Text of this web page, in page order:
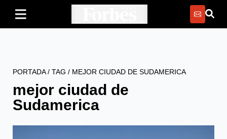
PORTADA/ TAG / MEJOR CIUDAD DE SUDAMERICA
mejor ciudad de
Sudamerica